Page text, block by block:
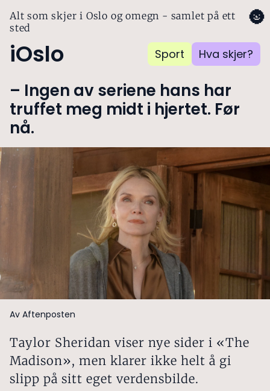
Alt som skjer i Oslo og omegn - samlet på ett
sted
iOslo Sport Hva skjer?
🌚
– Ingen av seriene hans har
truffet meg midt i hjertet. Før
nå.
Av Aftenposten
Taylor Sheridan viser nye sider i «The
Madison», men klarer ikke helt å gi
slipp på sitt eget verdensbilde.